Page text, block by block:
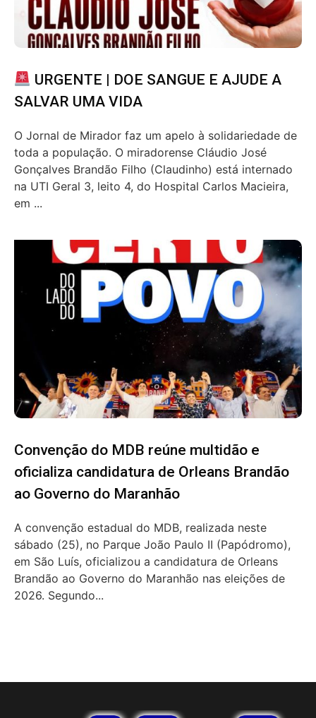
URGENTE | DOE SANGUE E AJUDE A
SALVAR UMA VIDA
O Jornal de Mirador faz um apelo à solidariedade de
toda a população. O miradorense Cláudio José
Gonçalves Brandão Filho (Claudinho) está internado
na UTI Geral 3, leito 4, do Hospital Carlos Macieira,
em ...
Convenção do MDB reúne multidão e
oficializa candidatura de Orleans Brandão
ao Governo do Maranhão
A convenção estadual do MDB, realizada neste
sábado (25), no Parque João Paulo II (Papódromo),
em São Luís, oficializou a candidatura de Orleans
Brandão ao Governo do Maranhão nas eleições de
2026. Segundo...